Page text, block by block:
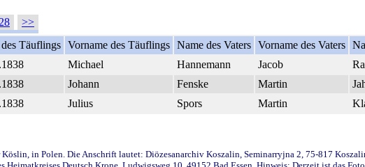
28
>>
Täuflings Vorname des Täuflings Name des Vaters Vorname des Vaters
Michael Hannemann Jacob
Johann Fenske Martin
Julius Spors Martin
in Polen. Die Anschrift lautet: Diözesanarchiv Koszalin, Seminarryjna 2, 75-817